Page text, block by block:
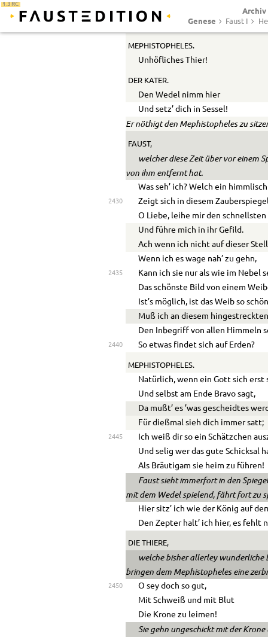
1.3 RC
Archiv
Genese
Faust I
Er kennt nicht den Topf,
Er kennt nicht den Kessel!
MEPHISTOPHELES.
Unhöfliches Thier!
DER KATER.
Den Wedel nimm hier
Und setz’ dich in Sessel!
Er nöthigt den Mephistopheles zu
FAUST,
welcher diese Zeit über vor einem
von ihm entfernt hat.
Was seh’ ich? Welch ein
2430
Zeigt sich in diesem
O Liebe, leihe mir den
Und führe mich in ihr Gefild.
Ach wenn ich nicht auf dieser
Wenn ich es wage nah’ zu gehn,
2435
Kann ich sie nur als wie im Nebel
Das schönste Bild von einem
Ist’s möglich, ist das Weib so
Muß ich an diesem
Den Inbegriff von allen Himmeln
2440 So etwas findet sich auf Erden?
MEPHISTOPHELES.
Natürlich, wenn ein Gott sich erst
Und selbst am Ende Bravo sagt,
Da mußt’ es ’was gescheidtes
Für dießmal sieh dich immer satt;
2445
Ich weiß dir so ein Schätzchen
Und selig wer das gute Schicksal
Als Bräutigam sie heim zu führen!
Faust sieht immerfort in den
mit dem Wedel spielend, fährt fort zu
Hier sitz’ ich wie der König auf
Den Zepter halt’ ich hier, es fehlt
DIE THIERE,
welche bisher allerley
bringen dem Mephistopheles eine
2450
O sey doch so gut,
Mit Schweiß und mit Blut
Die Krone zu leimen!
Sie gehn ungeschickt mit der